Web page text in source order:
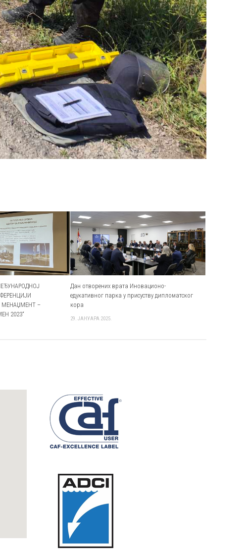
МЕНАЏМЕНТ –
2023“
Дан отворених врата Иновационо-
едукативног парка у присуству дипломатског
кора
29. ЈАНУАРА 2025.